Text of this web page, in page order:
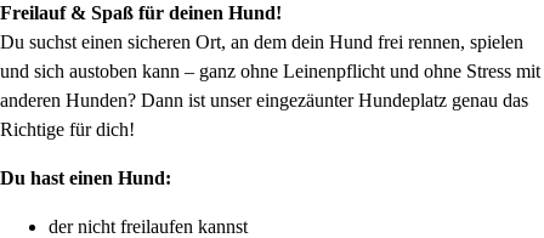
Freilauf & Spaß für deinen Hund!
Du suchst einen sicheren Ort, an dem dein Hund frei rennen, spielen
und sich austoben kann – ganz ohne Leinenpflicht und ohne Stress mit
anderen Hunden? Dann ist unser eingezäunter Hundeplatz genau das
Richtige für dich!
Du hast einen Hund:
der nicht freilaufen kannst